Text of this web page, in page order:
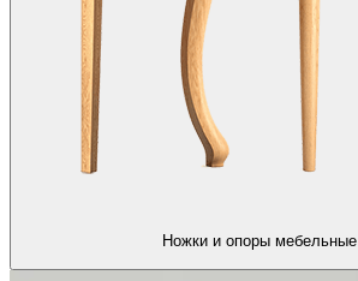
Ножки и опоры мебельные